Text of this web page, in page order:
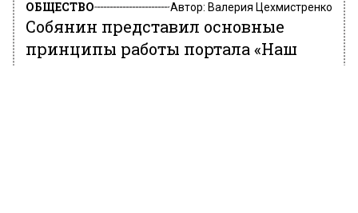
ОБЩЕСТВО Автор: Валерия Цехмистренко
Собянин представил основные
принципы работы портала «Наш